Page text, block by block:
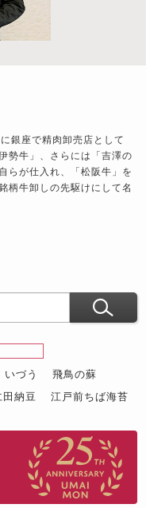
銀座で精肉卸売店として
勢牛」、さらには「吉澤の
らが仕入れ、「松阪牛」を
柄牛卸しの先駆けにして名
いづう
飛鳥の蘇
田納豆
江戸前ちば海苔